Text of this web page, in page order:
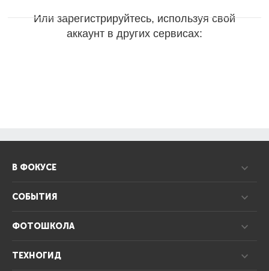
Или зарегистрируйтесь, используя свой
аккаунт в других сервисах:
В ФОКУСЕ
СОБЫТИЯ
ФОТОШКОЛА
ТЕХНОГИД